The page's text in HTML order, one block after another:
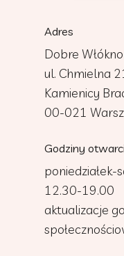
Adres
Dobre Włókno
ul. Chmielna
Kamienicy
00-021
Godziny
poniedziałek-
12.30-19.00
aktualizacje